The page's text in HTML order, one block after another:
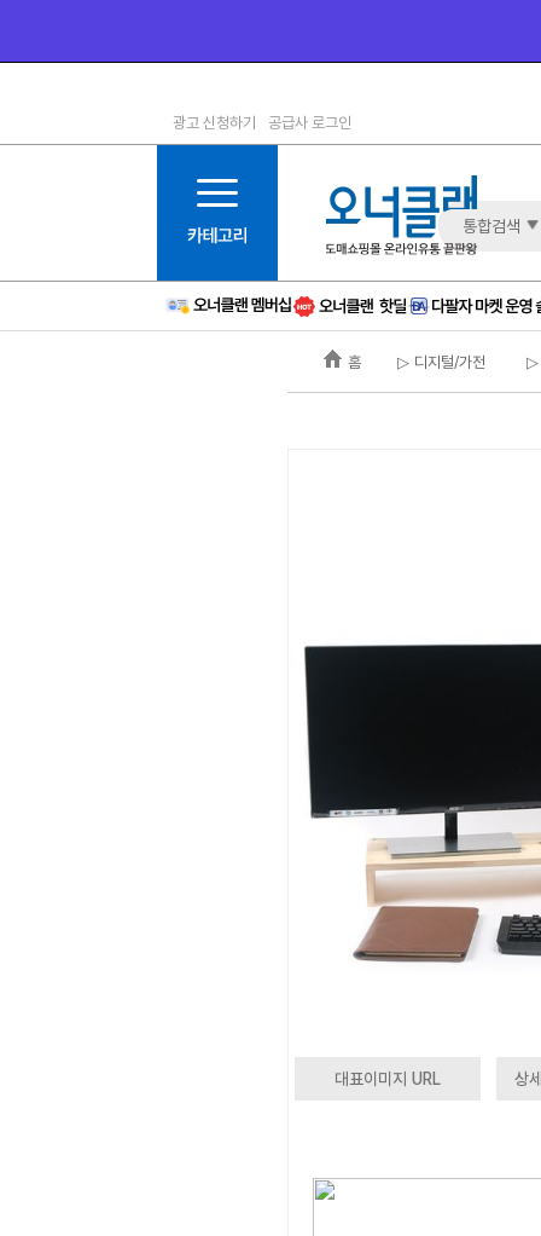
1등급
6등급
11등급
12등급
15등급
16등급
광고 신청하기 공급사 로그인
통합검색
홈 ▷ 디지털/가전 ▷
대표이미지 URL 상